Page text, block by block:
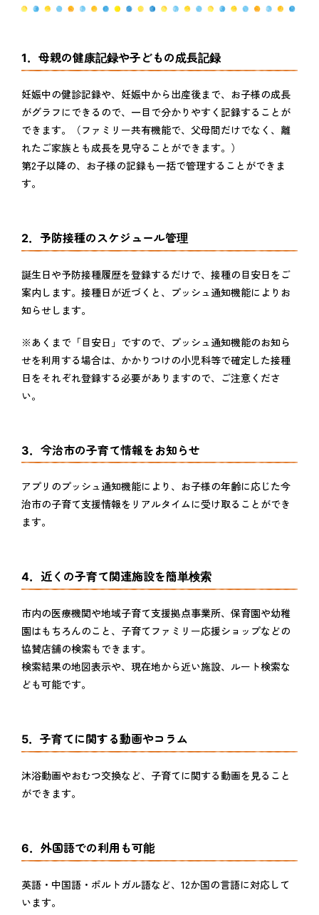
1．母親の健康記録や子どもの成長記録
妊娠中の健診記録や、妊娠中から出産後まで、お子様の成長
がグラフにできるので、一目で分かりやすく記録することが
できます。（ファミリー共有機能で、父母間だけでなく、離
れたご家族とも成長を見守ることができます。）
第2子以降の、お子様の記録も一括で管理することができま
す。
2．予防接種のスケジュール管理
誕生日や予防接種履歴を登録するだけで、接種の目安日をご
案内します。接種日が近づくと、プッシュ通知機能によりお
知らせします。
※あくまで「目安日」ですので、プッシュ通知機能のお知ら
せを利用する場合は、かかりつけの小児科等で確定した接種
日をそれぞれ登録する必要がありますので、ご注意くださ
い。
3．今治市の子育て情報をお知らせ
アプリのプッシュ通知機能により、お子様の年齢に応じた今
治市の子育て支援情報をリアルタイムに受け取ることができ
ます。
4．近くの子育て関連施設を簡単検索
市内の医療機関や地域子育て支援拠点事業所、保育園や幼稚
園はもちろんのこと、子育てファミリー応援ショップなどの
協賛店舗の検索もできます。
検索結果の地図表示や、現在地から近い施設、ルート検索な
ども可能です。
5．子育てに関する動画やコラム
沐浴動画やおむつ交換など、子育てに関する動画を見ること
ができます。
6．外国語での利用も可能
英語・中国語・ポルトガル語など、12か国の言語に対応して
います。